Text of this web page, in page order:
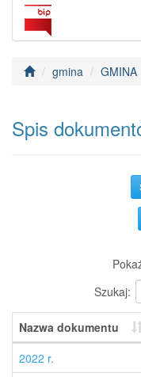
gmina GMINA
Spis
Szukaj:
Nazwa dokumentu
2022 r.